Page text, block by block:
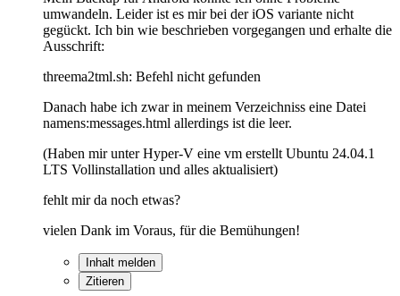
umwandeln. Leider ist es mir bei der iOS variante nicht
gegückt. Ich bin wie beschrieben vorgegangen und erhalte die
Ausschrift:
threema2tml.sh: Befehl nicht gefunden
Danach habe ich zwar in meinem Verzeichniss eine Datei
namens:messages.html allerdings ist die leer.
(Haben mir unter Hyper-V eine vm erstellt Ubuntu 24.04.1
LTS Vollinstallation und alles aktualisiert)
fehlt mir da noch etwas?
vielen Dank im Voraus, für die Bemühungen!
Inhalt melden
Zitieren